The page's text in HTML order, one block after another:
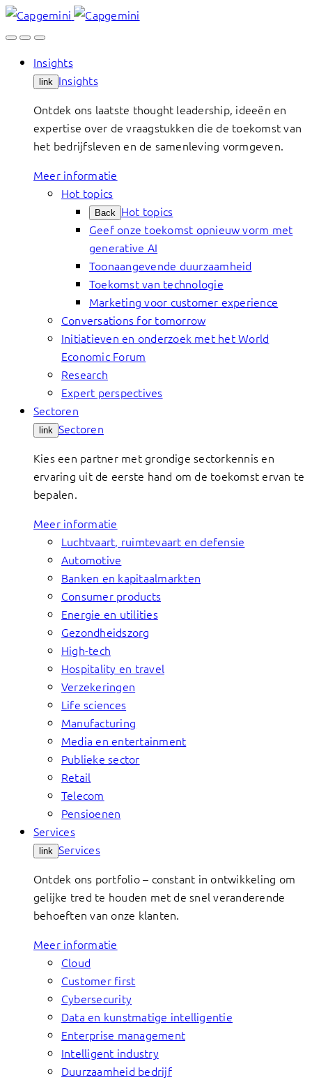
Skip
to
Insights
link Insights
Ontdek ons laatste thought leadership, ideeën en
expertise over de vraagstukken die de toekomst van
het bedrijfsleven en de samenleving vormgeven.
Meer informatie
Hot topics
Back Hot topics
Geef onze toekomst opnieuw vorm met
generative AI
Toonaangevende duurzaamheid
Toekomst van technologie
Marketing voor customer experience
Conversations for tomorrow
Initiatieven en onderzoek met het World
Economic Forum
Research
Expert perspectives
Sectoren
link Sectoren
Kies een partner met grondige sectorkennis en
ervaring uit de eerste hand om de toekomst ervan te
bepalen.
Meer informatie
Luchtvaart, ruimtevaart en defensie
Automotive
Banken en kapitaalmarkten
Consumer products
Energie en utilities
Gezondheidszorg
High-tech
Hospitality en travel
Verzekeringen
Life sciences
Manufacturing
Media en entertainment
Publieke sector
Retail
Telecom
Pensioenen
Services
link Services
Ontdek ons portfolio – constant in ontwikkeling om
gelijke tred te houden met de snel veranderende
behoeften van onze klanten.
Meer informatie
Cloud
Customer first
Cybersecurity
Data en kunstmatige intelligentie
Enterprise management
Intelligent industry
Duurzaamheid bedrijf